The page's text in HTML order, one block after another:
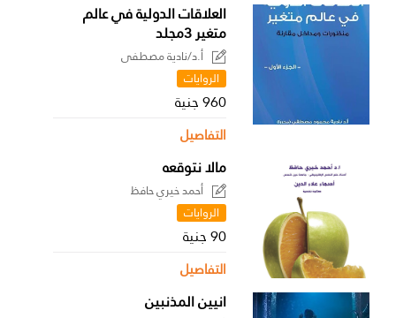
العلاقات الدولية في عالم
متغير 3مجلد
أ.د/نادية مصطفى
الروايات
960 جنية
التفاصيل
مالا نتوقعه
أحمد خيري حافظ
الروايات
90 جنية
التفاصيل
انيين المذنبين